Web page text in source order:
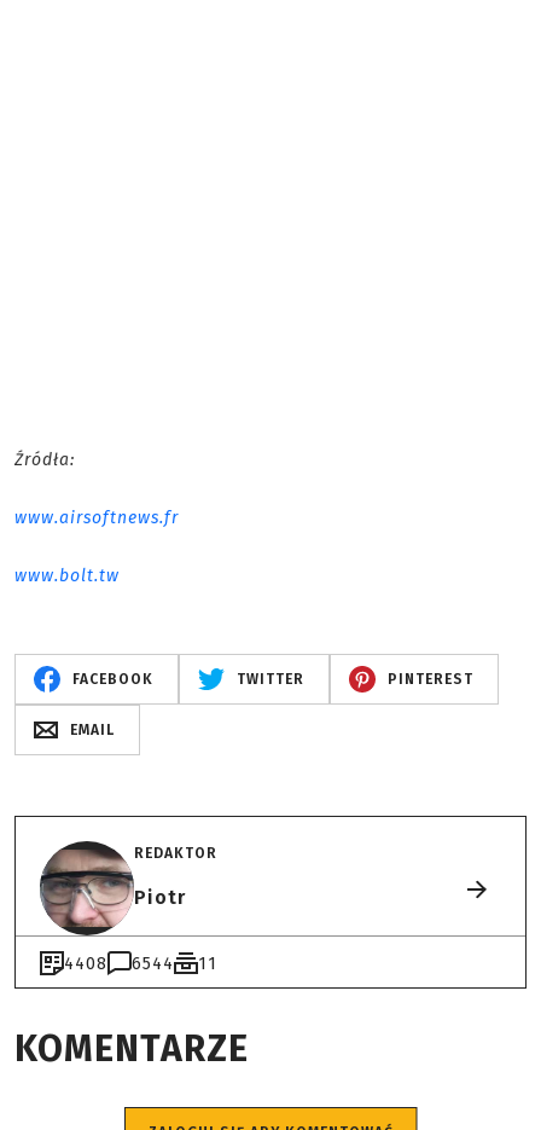
Źródła:
www.airsoftnews.fr
www.bolt.tw
FACEBOOK TWITTER PINTEREST
EMAIL
REDAKTOR
Piotr
4408 6544 11
KOMENTARZE